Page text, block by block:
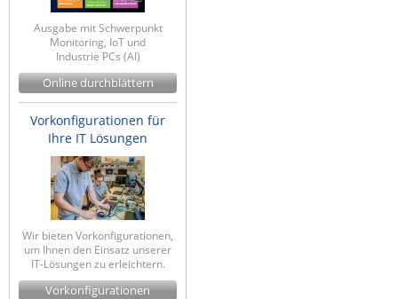
Ausgabe mit Schwerpunkt
Monitoring, IoT und
Industrie PCs (AI)
Online durchblättern
Vorkonfigurationen für
Ihre IT Lösungen
Wir bieten Vorkonfigurationen,
um Ihnen den Einsatz unserer
IT-Lösungen zu erleichtern.
Vorkonfigurationen